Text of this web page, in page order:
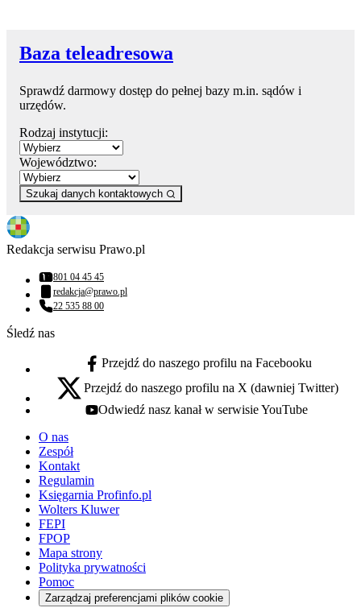
Baza teleadresowa
Sprawdź darmowy dostęp do pełnej bazy m.in. sądów i
urzędów.
Rodzaj instytucji:
Województwo:
Szukaj danych kontaktowych
Redakcja serwisu Prawo.pl
Numer telefonu:
801 04 45 45
Adres email:
redakcja@prawo.pl
Numer telefonu:
22 535 88 00
Śledź nas
facebook - otwiera się w nowej karcie
Przejdź do naszego profilu na Facebooku
x - otwiera się w nowej karcie
Przejdź do naszego profilu na X (dawniej Twitter)
youtube - otwiera się w nowej karcie
Odwiedź nasz kanał w serwisie YouTube
O nas
Zespół
Kontakt
Regulamin
Księgarnia Profinfo.pl
Wolters Kluwer
FEPI
FPOP
Mapa strony
Polityka prywatności
Pomoc
Zarządzaj preferencjami plików cookie